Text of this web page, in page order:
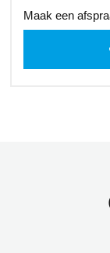
Maak een